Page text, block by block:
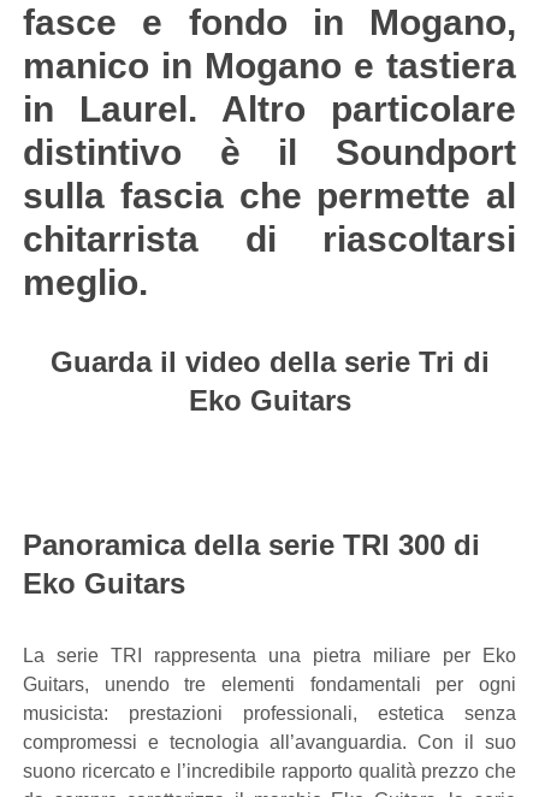
fasce e fondo in Mogano,
manico in Mogano e tastiera
in Laurel. Altro particolare
distintivo è il Soundport
sulla fascia che permette al
chitarrista di riascoltarsi
meglio.
Guarda il video della serie Tri di
Eko Guitars
Panoramica della serie TRI 300 di
Eko Guitars
La serie TRI rappresenta una pietra miliare per Eko
Guitars, unendo tre elementi fondamentali per ogni
musicista: prestazioni professionali, estetica senza
compromessi e tecnologia all’avanguardia. Con il suo
suono ricercato e l’incredibile rapporto qualità prezzo che